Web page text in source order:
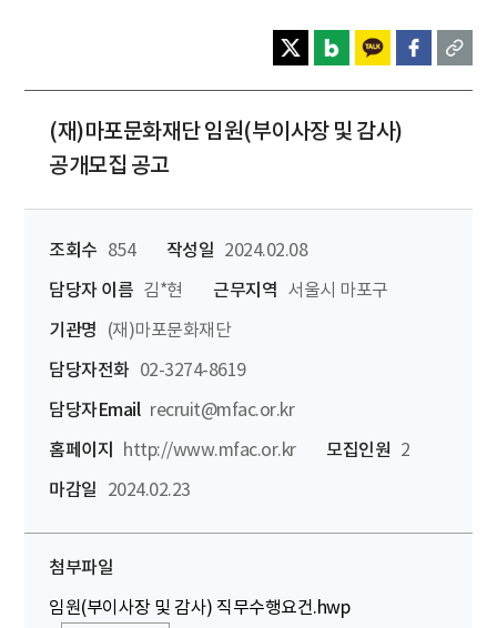
(재)마포문화재단 임원(부이사장 및 감사)
공개모집 공고
조회수 854 작성일
2024.02.08
담당자 이름 김*현 근무지역
서울시 마포구
기관명
(재)마포문화재단
담당자전화 02-3274-8619
담당자Email
recruit@mfac.or.kr
홈페이지
http://www.mfac.or.kr 모집인원
2
마감일
2024.02.23
첨부파일
임원(부이사장 및 감사) 직무수행요건.hwp